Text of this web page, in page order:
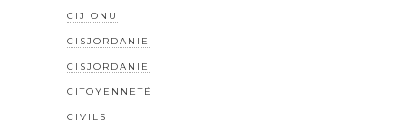
CIJ ONU
CISJORDANIE
CISJORDANIE
CITOYENNETÉ
CIVILS